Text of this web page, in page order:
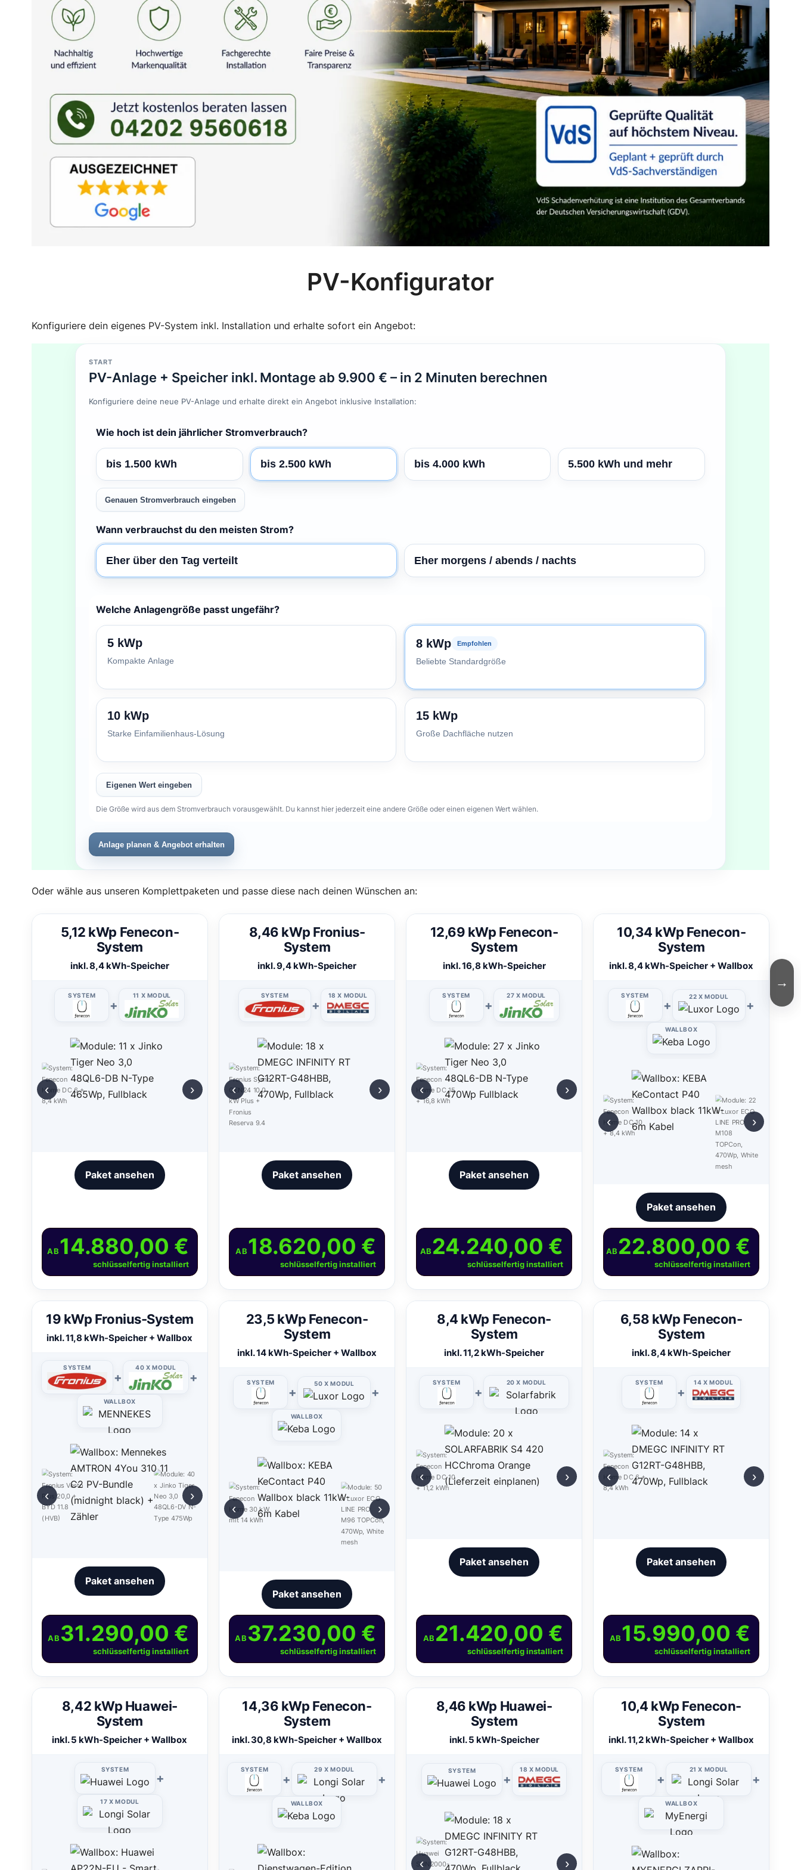
PV-Konfigurator
Konfiguriere dein eigenes PV-System inkl. Installation und erhalte sofort ein Angebot:
START
PV-Anlage + Speicher inkl. Montage ab 9.900 € – in 2 Minuten berechnen
Konfiguriere deine neue PV-Anlage und erhalte direkt ein Angebot inklusive Installation:
Wie hoch ist dein jährlicher Stromverbrauch?
bis 1.500 kWh bis 2.500 kWh bis 4.000 kWh 5.500 kWh und mehr
Genauen Stromverbrauch eingeben
Wann verbrauchst du den meisten Strom?
Eher über den Tag verteilt Eher morgens / abends / nachts
Welche Anlagengröße passt ungefähr?
5 kWp
Kompakte Anlage
8 kWp Empfohlen
Beliebte Standardgröße
10 kWp
Starke Einfamilienhaus-Lösung
15 kWp
Große Dachfläche nutzen
Eigenen Wert eingeben
Die Größe wird aus dem Stromverbrauch vorausgewählt. Du kannst hier jederzeit eine andere Größe oder einen eigenen Wert wählen.
Anlage planen & Angebot erhalten
→
Oder wähle aus unseren Komplettpaketen und passe diese nach deinen Wünschen an:
5,12 kWp Fenecon-
System
inkl. 8,4 kWh-Speicher
SYSTEM
+
11 X MODUL
‹ ›
Paket ansehen
AB14.880,00 €
schlüsselfertig installiert
8,46 kWp Fronius-
System
inkl. 9,4 kWh-Speicher
SYSTEM
+
18 X MODUL
‹ ›
Paket ansehen
AB18.620,00 €
schlüsselfertig installiert
12,69 kWp Fenecon-
System
inkl. 16,8 kWh-Speicher
SYSTEM
+
27 X MODUL
‹ ›
Paket ansehen
AB 24.240,00 €
schlüsselfertig installiert
10,34 kWp Fenecon-
System
inkl. 8,4 kWh-Speicher + Wallbox
SYSTEM
+
22 X MODUL
+
WALLBOX
‹ ›
Paket ansehen
AB 22.800,00 €
schlüsselfertig installiert
19 kWp Fronius-System
inkl. 11,8 kWh-Speicher + Wallbox
SYSTEM
+
40 X MODUL
+
WALLBOX
‹ ›
Paket ansehen
AB 31.290,00 €
schlüsselfertig installiert
23,5 kWp Fenecon-
System
inkl. 14 kWh-Speicher + Wallbox
SYSTEM
+
50 X MODUL
+
WALLBOX
‹ ›
Paket ansehen
AB 37.230,00 €
schlüsselfertig installiert
8,4 kWp Fenecon-
System
inkl. 11,2 kWh-Speicher
SYSTEM
+
20 X MODUL
‹ ›
Paket ansehen
AB 21.420,00 €
schlüsselfertig installiert
6,58 kWp Fenecon-
System
inkl. 8,4 kWh-Speicher
SYSTEM
+
14 X MODUL
‹ ›
Paket ansehen
AB15.990,00 €
schlüsselfertig installiert
8,42 kWp Huawei-
System
inkl. 5 kWh-Speicher + Wallbox
SYSTEM
+
17 X MODUL
14,36 kWp Fenecon-
System
inkl. 30,8 kWh-Speicher + Wallbox
SYSTEM
+
29 X MODUL
+
WALLBOX
8,46 kWp Huawei-
System
inkl. 5 kWh-Speicher
SYSTEM
+
18 X MODUL
‹ ›
10,4 kWp Fenecon-
System
inkl. 11,2 kWh-Speicher + Wallbox
SYSTEM
+
21 X MODUL
+
WALLBOX